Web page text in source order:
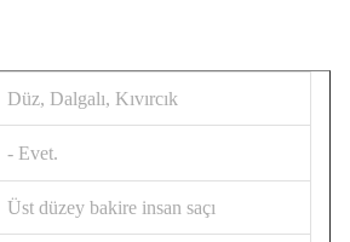
Düz, Dalgalı, Kıvırcık
- Evet.
Üst düzey bakire insan saçı